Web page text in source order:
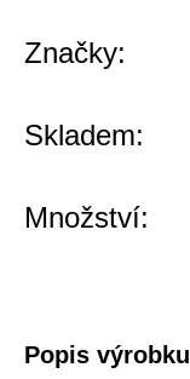
Značky:
Skladem:
Množství:
Popis výrobku